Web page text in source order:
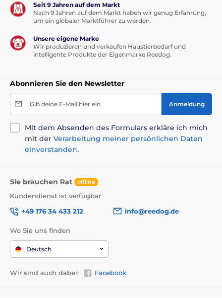
Seit 9 Jahren auf dem Markt
Nach 9 Jahren auf dem Markt haben wir genug Erfahrung,
um ein globaler Marktführer zu werden.
Unsere eigene Marke
Wir produzieren und verkaufen Haustierbedarf und
intelligente Produkte der Eigenmarke Reedog.
Abonnieren Sie den Newsletter
Gib deine E-Mail hier ein Anmeldung
Mit dem Absenden des Formulars erkläre ich mich
mit der Verarbeitung meiner persönlichen Daten
einverstanden.
Sie brauchen Rat offline
Kundendienst ist verfügbar
+49 176 34 433 212
info@reedog.de
Wo Sie uns finden
Deutsch
Wir sind auch dabei: Facebook